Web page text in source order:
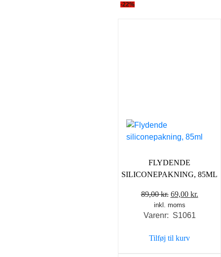
-22%
FLYDENDE
SILICONEPAKNING, 85ML
89,00kr. Den
oprindelige
pris
89,00 kr..
69,00 kr.
inkl. moms
Varenr: S1061
Tilføj til kurv